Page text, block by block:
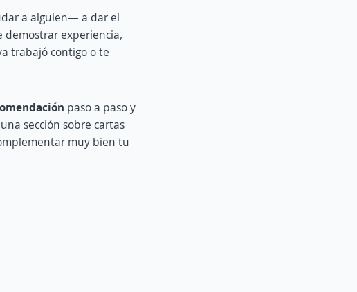
a alguien— a dar el
demostrar experiencia,
trabajó contigo o te
paso a paso y
sección sobre cartas
muy bien tu